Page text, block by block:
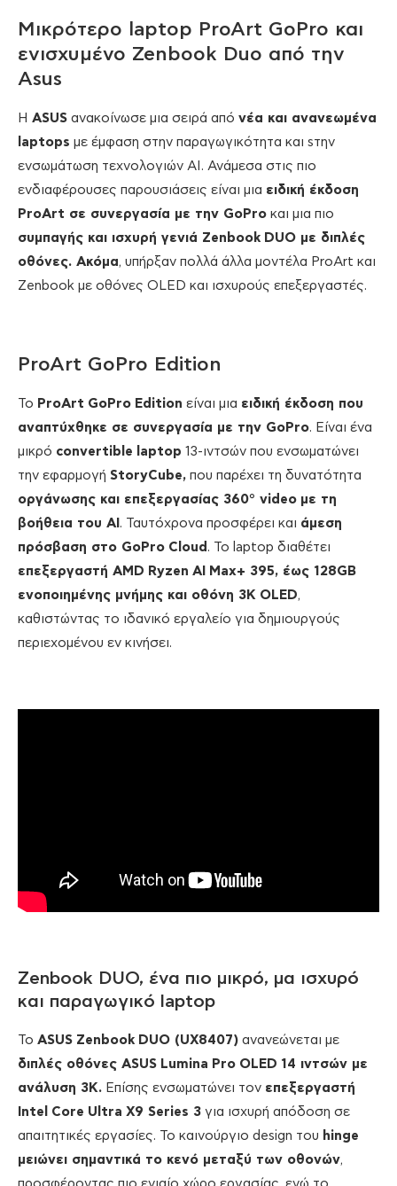
Μικρότερο laptop ProArt GoPro και
ενισχυμένο Zenbook Duo από την
Asus
Η ASUS ανακοίνωσε μια σειρά από νέα και ανανεωμένα
laptops με έμφαση στην παραγωγικότητα και sτην
ενσωμάτωση τεχνολογιών AI. Ανάμεσα στις πιο
ενδιαφέρουσες παρουσιάσεις είναι μια ειδική έκδοση
ProArt σε συνεργασία με την GoPro και μια πιο
συμπαγής και ισχυρή γενιά Zenbook DUO με διπλές
οθόνες. Ακόμα, υπήρξαν πολλά άλλα μοντέλα ProArt και
Zenbook με οθόνες OLED και ισχυρούς επεξεργαστές.
ProArt GoPro Edition
Το ProArt GoPro Edition είναι μια ειδική έκδοση που
αναπτύχθηκε σε συνεργασία με την GoPro. Είναι ένα
μικρό convertible laptop 13-ιντσών που ενσωματώνει
την εφαρμογή StoryCube, που παρέχει τη δυνατότητα
οργάνωσης και επεξεργασίας 360° video με τη
βοήθεια του AI . Ταυτόχρονα προσφέρει και άμεση
πρόσβαση στο GoPro Cloud . Το laptop διαθέτει
επεξεργαστή AMD Ryzen AI Max+ 395, έως 128GB
ενοποιημένης μνήμης και οθόνη 3 K OLED,
καθιστώντας το ιδανικό εργαλείο για δημιουργούς
περιεχομένου εν κινήσει.
Zenbook DUO, ένα πιο μικρό, μα ισχυρό
και παραγωγικό laptop
Το ASUS Zenbook DUO (UX8407) ανανεώνεται με
διπλές οθόνες ASUS Lumina Pro OLED 14 ιντσών με
ανάλυση 3 K. Επίσης ενσωματώνει τον επεξεργαστή
Intel
Core Ultra X9 Series 3 για ισχυρή απόδοση σε
απαιτητικές εργασίες. Το καινούργιο design του hinge
μειώνει σημαντικά το κενό μεταξύ των οθονών,